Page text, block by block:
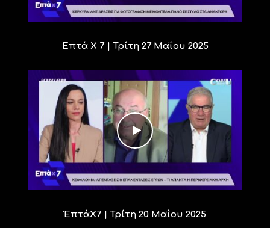
Επτά Χ 7 | Τρίτη 27 Μαΐου 2025
ΈπτάΧ7 | Τρίτη 20 Μαΐου 2025